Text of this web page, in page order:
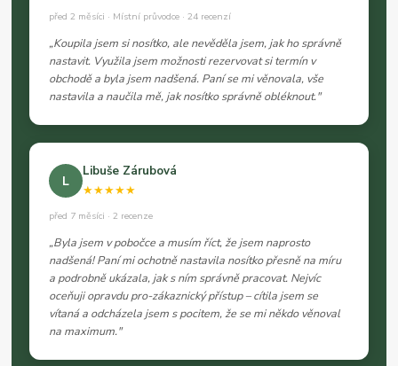
před 2 měsíci · Místní průvodce · 24 recenzí
„Koupila jsem si nosítko, ale nevěděla jsem, jak ho správně
nastavit. Využila jsem možnosti rezervovat si termín v
obchodě a byla jsem nadšená. Paní se mi věnovala, vše
nastavila a naučila mě, jak nosítko správně obléknout."
L
Libuše Zárubová
★★★★★
před 7 měsíci · 2 recenze
„Byla jsem v pobočce a musím říct, že jsem naprosto
nadšená! Paní mi ochotně nastavila nosítko přesně na míru
a podrobně ukázala, jak s ním správně pracovat. Nejvíc
oceňuji opravdu pro-zákaznický přístup – cítila jsem se
vítaná a odcházela jsem s pocitem, že se mi někdo věnoval
na maximum."